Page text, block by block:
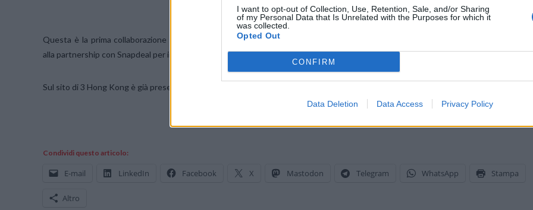
I want to opt-out of Collection, Use, Retention, Sale, and/or Sharing
of my Personal Data that Is Unrelated with the Purposes for which it
was collected.
Opted Out
CONFIRM
Data Deletion Data Access Privacy Policy
Questa è la prima collaborazione Jollacon un operatore di rete
alla partnership con Snapdeal per iniziare le venditeJollain India.
Sul sito di 3 Hong Kong è già presente una
Condividi questo articolo:
E-mail LinkedIn Facebook X Mastodon Telegram WhatsApp Stampa
Altro